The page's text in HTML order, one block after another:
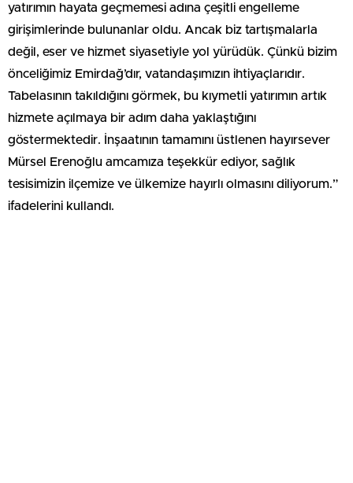
yatırımın hayata geçmemesi adına çeşitli engelleme
girişimlerinde bulunanlar oldu. Ancak biz tartışmalarla
değil, eser ve hizmet siyasetiyle yol yürüdük. Çünkü bizim
önceliğimiz Emirdağ’dır, vatandaşımızın ihtiyaçlarıdır.
Tabelasının takıldığını görmek, bu kıymetli yatırımın artık
hizmete açılmaya bir adım daha yaklaştığını
göstermektedir. İnşaatının tamamını üstlenen hayırsever
Mürsel Erenoğlu amcamıza teşekkür ediyor, sağlık
tesisimizin ilçemize ve ülkemize hayırlı olmasını diliyorum.”
ifadelerini kullandı.